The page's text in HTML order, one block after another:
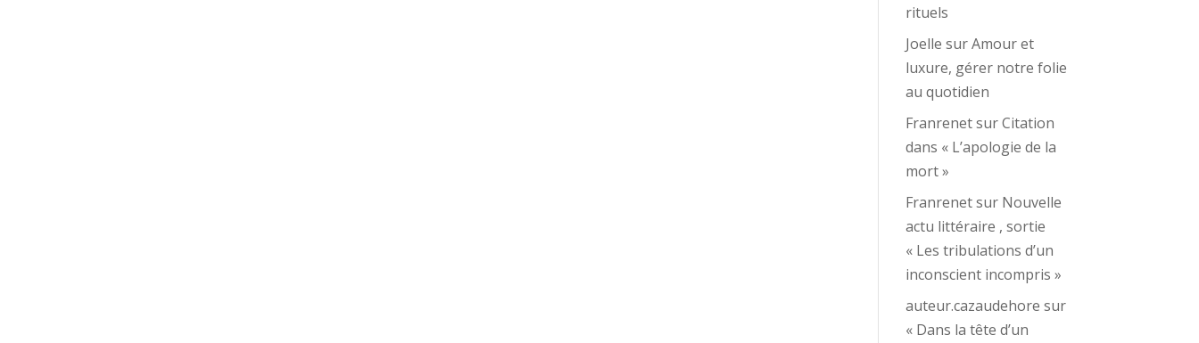
rituels
Joelle surAmour et
luxure, gérer notre folie
au quotidien
FranrenetsurCitation
dans « L’apologie de la
mort »
Franrenetsur Nouvelle
actu littéraire , sortie
« Les tribulations d’un
inconscient incompris »
auteur.cazaudehore sur
« Dans la tête d’un